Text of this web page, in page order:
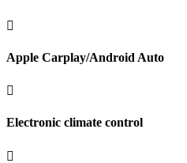
Apple Carplay/Android Auto
Electronic climate control